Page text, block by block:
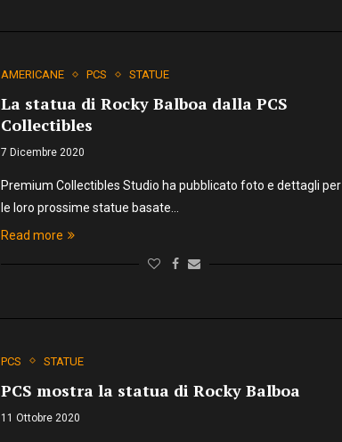
AMERICANE PCS STATUE
La statua di Rocky Balboa dalla PCS
Collectibles
7 Dicembre 2020
Premium Collectibles Studio ha pubblicato foto e dettagli per
le loro prossime statue basate…
Read more
PCS STATUE
PCS mostra la statua di Rocky Balboa
11 Ottobre 2020